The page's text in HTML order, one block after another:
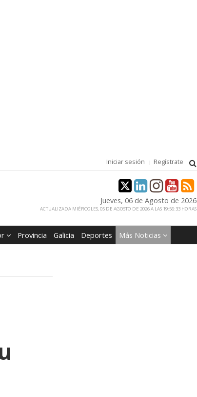
Iniciar sesión Regístrate
Jueves, 06 de Agosto de 2026
ACTUALIZADA MIÉRCOLES, 05 DE AGOSTO DE 2026 A LAS 19:56:33 HORAS
Provincia Galicia Deportes Más Noticias